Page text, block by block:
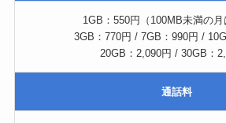
1GB：550円（100MB未満の月
3GB：770円 / 7GB：990円 /
20GB：2,090円 / 30GB：
通話料